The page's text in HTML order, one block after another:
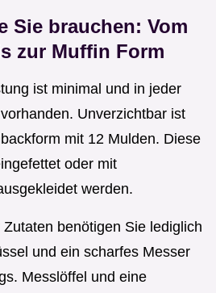
Sie brauchen: Vom
zur Muffin Form
ist minimal und in jeder
Unverzichtbar ist
mit 12 Mulden. Diese
oder mit
werden.
benötigen Sie lediglich
und ein scharfes Messer
Messlöffel und eine